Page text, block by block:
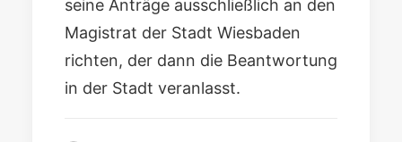
seine Anträge ausschließlich an den
Magistrat der Stadt Wiesbaden
richten, der dann die Beantwortung
in der Stadt veranlasst.